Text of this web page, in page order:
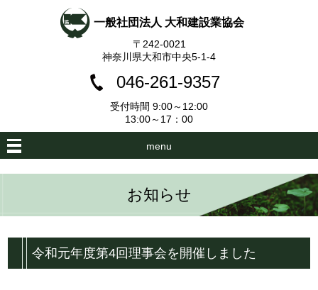
一般社団法人 大和建設業協会
〒242-0021
神奈川県大和市中央5-1-4
046-261-9357
受付時間 9:00～12:00
13:00～17：00
menu
お知らせ
令和元年度第4回理事会を開催しました